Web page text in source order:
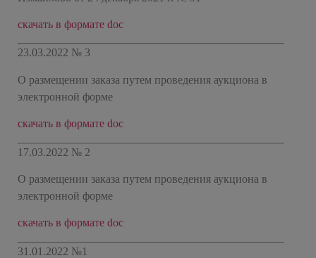
скачать в формате doc
23.03.2022 № 3
О размещении заказа путем проведения аукциона в
электронной форме
скачать в формате doc
17.03.2022 № 2
О размещении заказа путем проведения аукциона в
электронной форме
скачать в формате doc
31.01.2022 №1